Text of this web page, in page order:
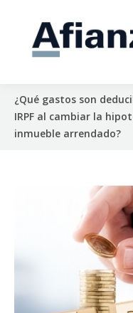
¿Qué gastos son
IRPF al cambiar la
inmueble arrendado?